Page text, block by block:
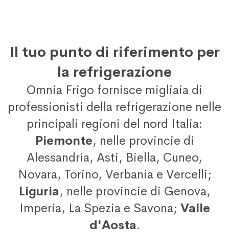
Il tuo punto di riferimento per
la refrigerazione
Omnia Frigo fornisce migliaia di
professionisti della refrigerazione nelle
principali regioni del nord Italia:
Piemonte, nelle provincie di
Alessandria, Asti, Biella, Cuneo,
Novara, Torino, Verbania e Vercelli;
Liguria, nelle provincie di Genova,
Imperia, La Spezia e Savona; Valle
d'Aosta.